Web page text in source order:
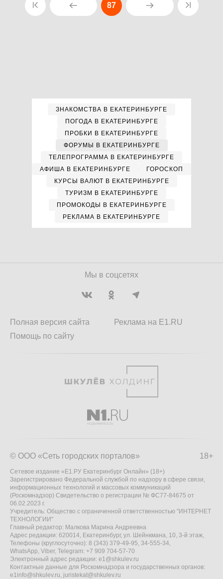
87
ЗНАКОМСТВА В ЕКАТЕРИНБУРГЕ
ПОГОДА В ЕКАТЕРИНБУРГЕ
ПРОБКИ В ЕКАТЕРИНБУРГЕ
ФОРУМЫ В ЕКАТЕРИНБУРГЕ
ТЕЛЕПРОГРАММА В ЕКАТЕРИНБУРГЕ
АФИША В ЕКАТЕРИНБУРГЕ
ГОРОСКОП
КУРСЫ ВАЛЮТ В ЕКАТЕРИНБУРГЕ
ТУРИЗМ В ЕКАТЕРИНБУРГЕ
ПРОМОКОДЫ В ЕКАТЕРИНБУРГЕ
РЕКЛАМА В ЕКАТЕРИНБУРГЕ
Мы в соцсетях
Полная версия сайта
Помощь по сайту
Реклама на E1.RU
18+
© ООО «Сеть городских порталов»
Сетевое издание «Е1.РУ Екатеринбург Онлайн» (18+)
Зарегистрировано Федеральной службой по надзору в сфере связи,
информационных технологий и массовых коммуникаций
(Роскомнадзор) Свидетельство о регистрации № ФС77-84675 от
06.02.2023 г.
Учредитель: Общество с ограниченной ответственностью "ИНТЕРНЕТ
ТЕХНОЛОГИИ"
Главный редактор: Малкова Марина Андреевна
Адрес редакции: 620014, Екатеринбург, ул. Шейнкмана, 10, 3-й этаж,
Телефоны (круглосуточно): 8 (343) 379-49-95, 34-555-34,
WhatsApp, Viber, Telegram: +7 909 704-57-70
Электронный адрес редакции: e1@shkulev.ru
Контактные данные для Роскомнадзора и государственных органов:
e1info@shkulev.ru, juristekat@shkulev.ru